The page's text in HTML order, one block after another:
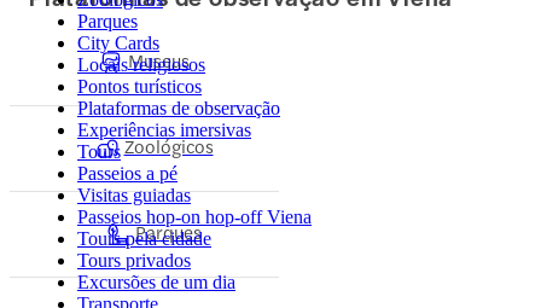
Parques
City Cards
Locais religiosos
Pontos turísticos
Plataformas de observação
Experiências imersivas
Tours
Passeios a pé
Visitas guiadas
Passeios hop-on hop-off Viena
Tours pela cidade
Tours privados
Excursões de um dia
Transporte
Museus
Zoológicos
Parques